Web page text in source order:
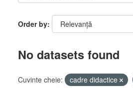
Order by
No datasets found
Cuvinte cheie: cadre didactice